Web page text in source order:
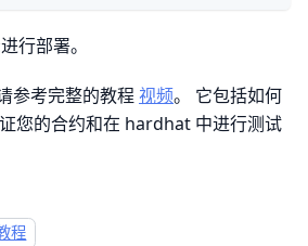
行部署。
参考完整的教程 视频。 它包括如何
您的合约和在 hardhat 中进行测试
程